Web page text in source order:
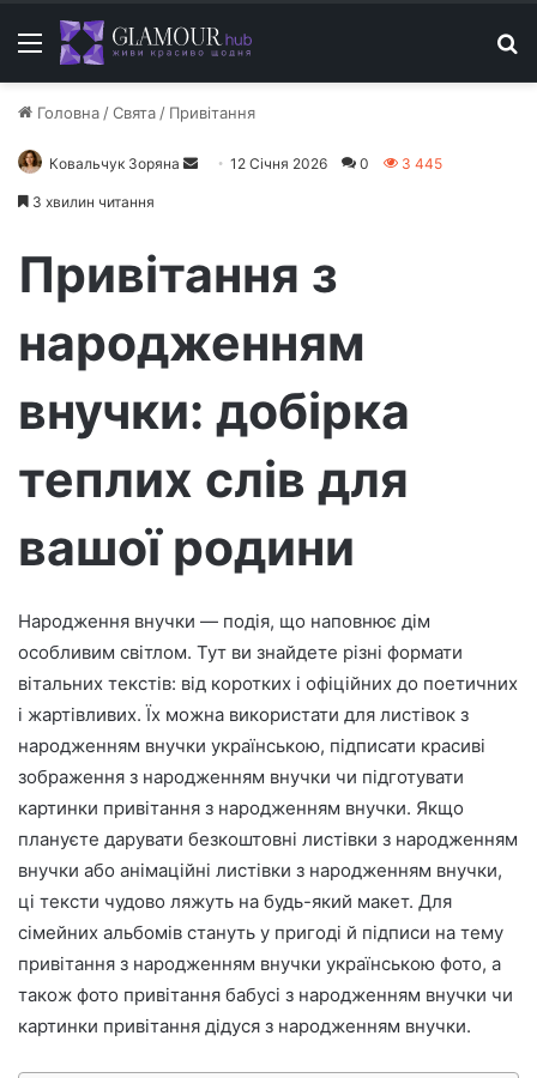
Меню
Головна /Свята / Привітання
Ковальчук Зоряна
ш
і
т
е
р
н
н
о
г
о
т
а
12 Січня 2026 0 3 445
3 хвилин читання
Привітання з
народженням
внучки: добірка
теплих слів для
вашої родини
Народження внучки — подія, що наповнює дім
особливим світлом. Тут ви знайдете різні формати
вітальних текстів: від коротких і офіційних до поетичних
і жартівливих. Їх можна використати для листівок з
народженням внучки українською, підписати красиві
зображення з народженням внучки чи підготувати
картинки привітання з народженням внучки. Якщо
плануєте дарувати безкоштовні листівки з народженням
внучки або анімаційні листівки з народженням внучки,
ці тексти чудово ляжуть на будь-який макет. Для
сімейних альбомів стануть у пригоді й підписи на тему
привітання з народженням внучки українською фото, а
також фото привітання бабусі з народженням внучки чи
картинки привітання дідуся з народженням внучки.